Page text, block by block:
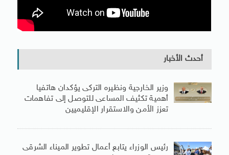
أحدث الأخبار
وزير الخارجية ونظيره التركى يؤكدان هاتفيا
أهمية تكثيف المساعى للتوصل إلى تفاهمات
تعزز الأمن والاستقرار الإقليميين
رئيس الوزراء يتابع أعمال تطوير الميناء الشرقى